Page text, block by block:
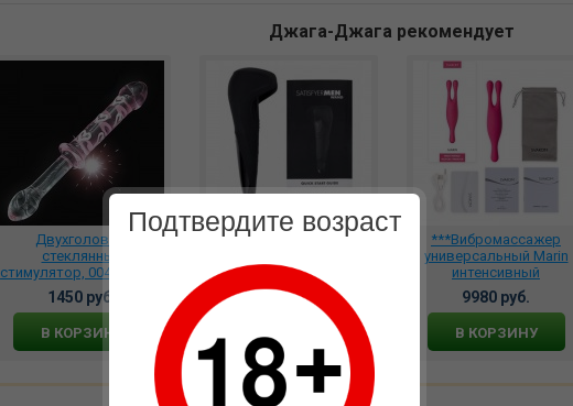
Джага-Джага рекомендует
Двухголовый
стеклянный
стимулятор, 0048 BX DD
1450 руб.
В КОРЗИНУ
*****Вибромассажер-
для мужчин, J2018-52
6120 руб.
В КОРЗИНУ
***Вибромассажер
универсальный Marin
интенсивный
трехмоторный, S56
9980 руб.
В КОРЗИНУ
Подтвердите возраст